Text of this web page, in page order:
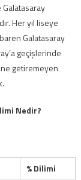
Her yıl liseye
Galatasaray
geçişlerinde
getiremeyen
Nedir?
% Dilimi